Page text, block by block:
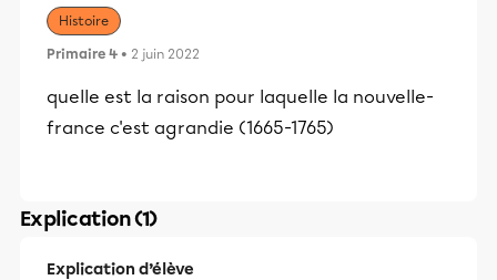
Histoire
Primaire 4 • 2 juin 2022
quelle est la raison pour laquelle la nouvelle-
france c'est agrandie (1665-1765)
Explication (1)
Explication d’élève